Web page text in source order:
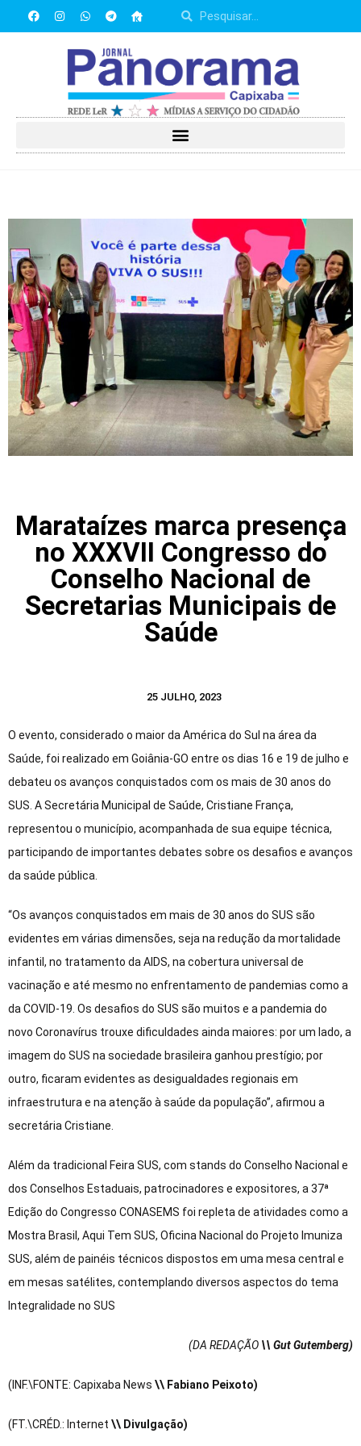
Marataízes marca presença
no XXXVII Congresso do
Conselho Nacional de
Secretarias Municipais de
Saúde
25 JULHO, 2023
O evento, considerado o maior da América do Sul na área da
Saúde, foi realizado em Goiânia-GO entre os dias 16 e 19 de julho e
debateu os avanços conquistados com os mais de 30 anos do
SUS. A Secretária Municipal de Saúde, Cristiane França,
representou o município, acompanhada de sua equipe técnica,
participando de importantes debates sobre os desafios e avanços
da saúde pública.
“Os avanços conquistados em mais de 30 anos do SUS são
evidentes em várias dimensões, seja na redução da mortalidade
infantil, no tratamento da AIDS, na cobertura universal de
vacinação e até mesmo no enfrentamento de pandemias como a
da COVID-19. Os desafios do SUS são muitos e a pandemia do
novo Coronavírus trouxe dificuldades ainda maiores: por um lado, a
imagem do SUS na sociedade brasileira ganhou prestígio; por
outro, ficaram evidentes as desigualdades regionais em
infraestrutura e na atenção à saúde da população”, afirmou a
secretária Cristiane.
Além da tradicional Feira SUS, com stands do Conselho Nacional e
dos Conselhos Estaduais, patrocinadores e expositores, a 37ª
Edição do Congresso CONASEMS foi repleta de atividades como a
Mostra Brasil, Aqui Tem SUS, Oficina Nacional do Projeto Imuniza
SUS, além de painéis técnicos dispostos em uma mesa central e
em mesas satélites, contemplando diversos aspectos do tema
Integralidade no SUS
(DA REDAÇÃO \\ Gut Gutemberg)
(INF.\FONTE: Capixaba News \\ Fabiano Peixoto)
(FT.\CRÉD.: Internet \\ Divulgação)